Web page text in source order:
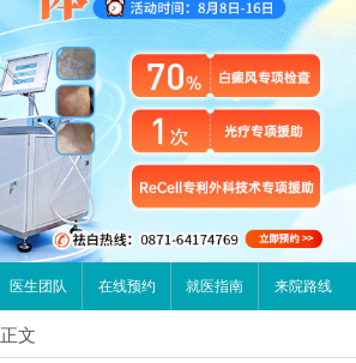
医生团队 在线预约 就医指南 来院路线
正文